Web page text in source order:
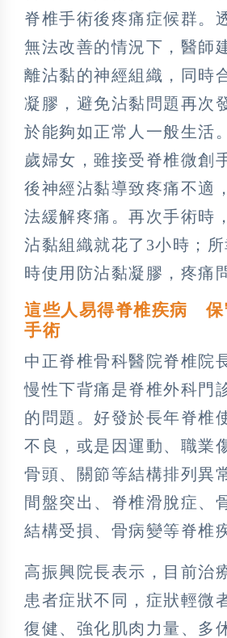
脊椎手術後疼痛症候群。
無法改善的情況下，醫師
離沾黏的神經組織，同時
凝膠，避免沾黏問題再次
於能夠如正常人一般生活
歲婦女，雖接受脊椎微創
後神經沾黏導致疼痛不適
法緩解疼痛。再次手術時
沾黏組織就花了3小時；
時使用防沾黏凝膠，疼痛
這些人易得脊椎疾病 保
手術
中正脊椎骨科醫院脊椎院
慢性下背痛是脊椎外科門
的問題。好發於長年脊椎
不良，或是因運動、職業
骨頭、關節等結構排列異
間盤突出、脊椎滑脫症、
結構受損、骨病變等脊椎
高振興院長表示，目前治
患者症狀不同，症狀輕微
復健、強化肌肉力量、多